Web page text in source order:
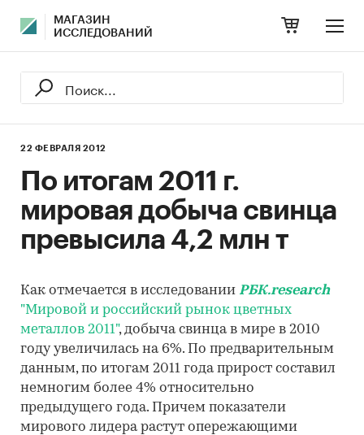
МАГАЗИН
ИССЛЕДОВАНИЙ
22 ФЕВРАЛЯ 2012
По итогам 2011 г.
мировая добыча свинца
превысила 4,2 млн т
Как отмечается в исследовании РБК.research
"Мировой и российский рынок цветных
металлов 2011", добыча свинца в мире в 2010
году увеличилась на 6%. По предварительным
данным, по итогам 2011 года прирост составил
немногим более 4% относительно
предыдущего года. Причем показатели
мирового лидера растут опережающими